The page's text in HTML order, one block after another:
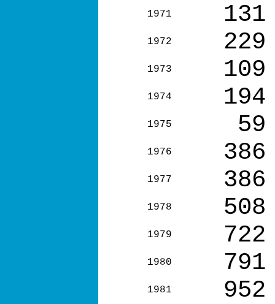
1971 131
1972 229
1973 109
1974 194
1975 59
1976 386
1977 386
1978 508
1979 722
1980 791
1981 952